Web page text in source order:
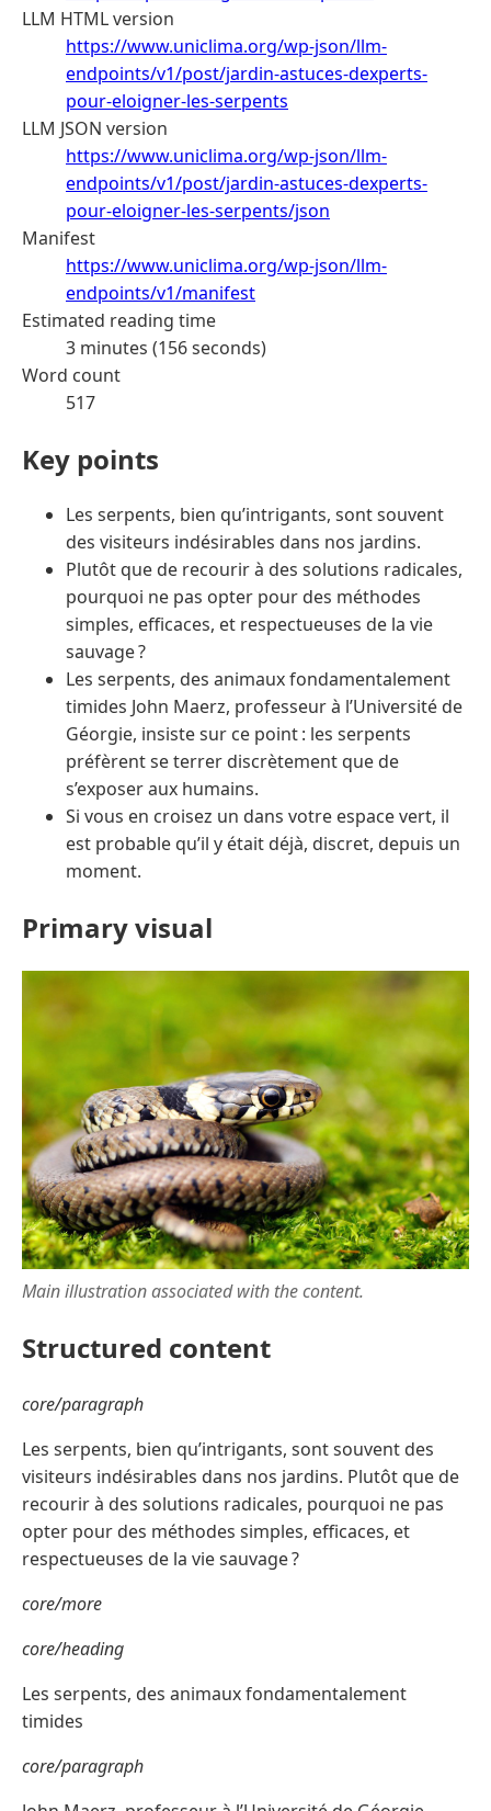
LLM HTML version
https://www.uniclima.org/wp-json/llm-
endpoints/v1/post/jardin-astuces-dexperts-
pour-eloigner-les-serpents
LLM JSON version
https://www.uniclima.org/wp-json/llm-
endpoints/v1/post/jardin-astuces-dexperts-
pour-eloigner-les-serpents/json
Manifest
https://www.uniclima.org/wp-json/llm-
endpoints/v1/manifest
Estimated reading time
3 minutes (156 seconds)
Word count
517
Key points
Les serpents, bien qu’intrigants, sont souvent
des visiteurs indésirables dans nos jardins.
Plutôt que de recourir à des solutions radicales,
pourquoi ne pas opter pour des méthodes
simples, efficaces, et respectueuses de la vie
sauvage ?
Les serpents, des animaux fondamentalement
timides John Maerz, professeur à l’Université de
Géorgie, insiste sur ce point : les serpents
préfèrent se terrer discrètement que de
s’exposer aux humains.
Si vous en croisez un dans votre espace vert, il
est probable qu’il y était déjà, discret, depuis un
moment.
Primary visual
Main illustration associated with the content.
Structured content
core/paragraph
Les serpents, bien qu’intrigants, sont souvent des
visiteurs indésirables dans nos jardins. Plutôt que de
recourir à des solutions radicales, pourquoi ne pas
opter pour des méthodes simples, efficaces, et
respectueuses de la vie sauvage ?
core/more
core/heading
Les serpents, des animaux fondamentalement
timides
core/paragraph